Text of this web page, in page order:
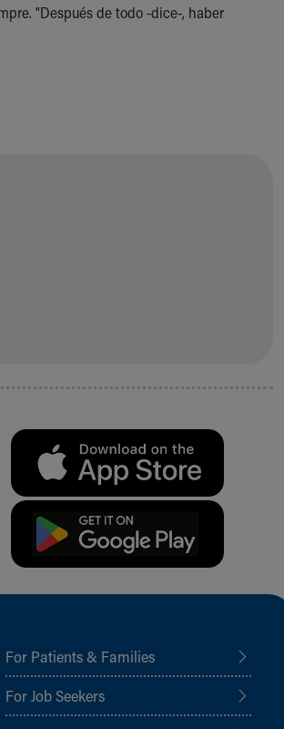
"Después de todo -dice-, haber
For Patients & Families
For Job Seekers